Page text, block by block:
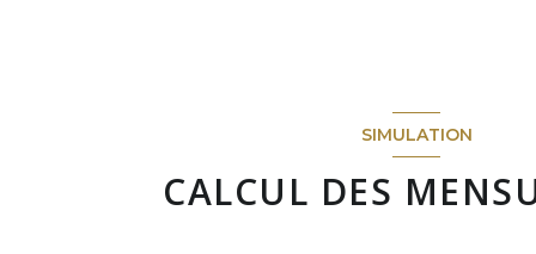
SIMULATION
CALCUL DES